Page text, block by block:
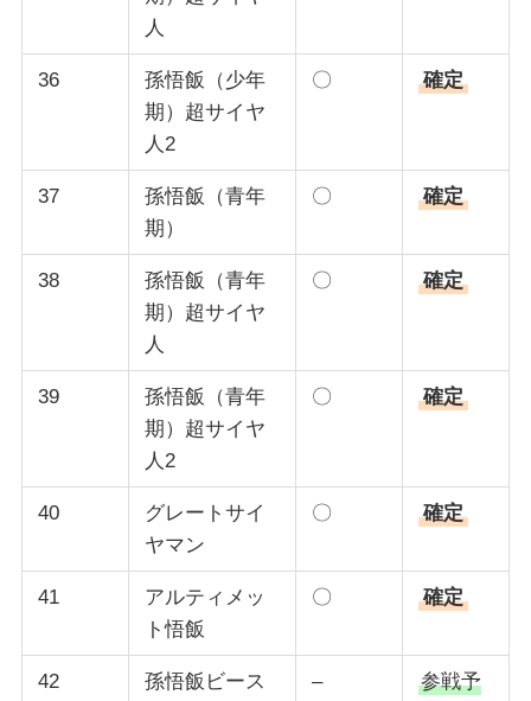
人
36
孫悟飯（少年
期）超サイヤ
人2
〇 確定
37
孫悟飯（青年
期）
〇 確定
38
孫悟飯（青年
期）超サイヤ
人
〇 確定
39
孫悟飯（青年
期）超サイヤ
人2
〇 確定
40
グレートサイ
ヤマン
〇 確定
41
アルティメッ
ト悟飯
〇 確定
42
孫悟飯ビース
–
参戦予